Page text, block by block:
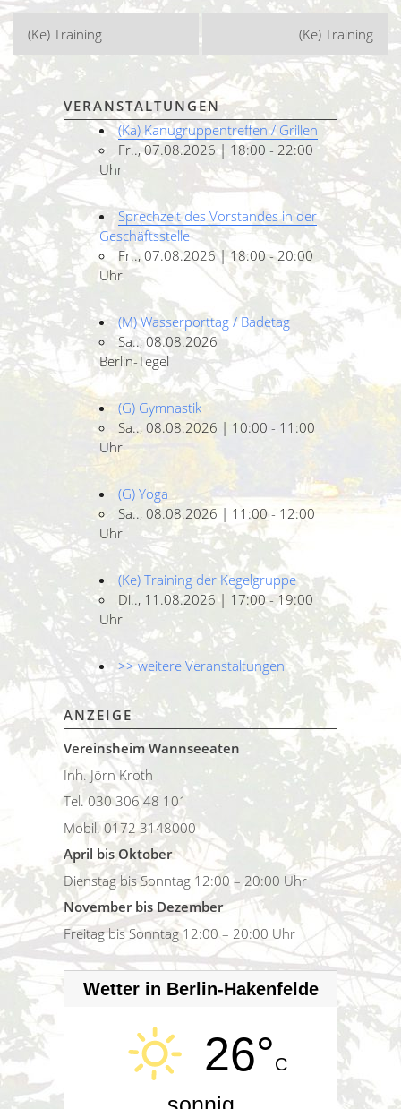
Beitragsnavigation
(Ke) Training (Ke) Training
VERANSTALTUNGEN
(Ka) Kanugruppentreffen / Grillen
Fr.., 07.08.2026 | 18:00 - 22:00
Uhr
Sprechzeit des Vorstandes in der
Geschäftsstelle
Fr.., 07.08.2026 | 18:00 - 20:00
Uhr
(M) Wasserporttag / Badetag
Sa.., 08.08.2026
Berlin-Tegel
(G) Gymnastik
Sa.., 08.08.2026 | 10:00 - 11:00
Uhr
(G) Yoga
Sa.., 08.08.2026 | 11:00 - 12:00
Uhr
(Ke) Training der Kegelgruppe
Di.., 11.08.2026 | 17:00 - 19:00
Uhr
>> weitere Veranstaltungen
ANZEIGE
Vereinsheim Wannseeaten
Inh. Jörn Kroth
Tel. 030 306 48 101
Mobil. 0172 3148000
April bis Oktober
Dienstag bis Sonntag 12:00 – 20:00 Uhr
November bis Dezember
Freitag bis Sonntag 12:00 – 20:00 Uhr
Wetter in Berlin-Hakenfelde
26°C